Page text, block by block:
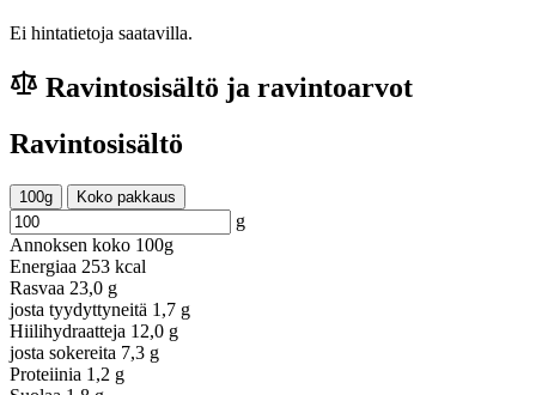
Ei hintatietoja saatavilla.
Ravintosisältö ja ravintoarvot
Ravintosisältö
100g Koko pakkaus
g
Annoksen koko 100g
Energiaa 253 kcal
Rasvaa 23,0 g
josta tyydyttyneitä 1,7 g
Hiilihydraatteja 12,0 g
josta sokereita 7,3 g
Proteiinia 1,2 g